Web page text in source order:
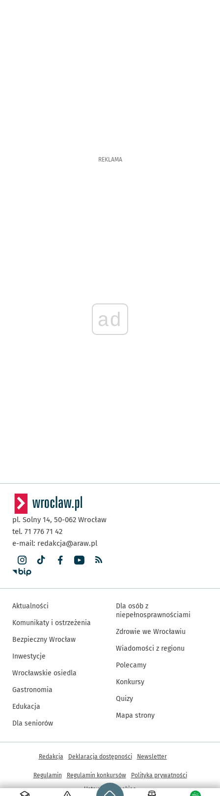
REKLAMA
ad
Strona główna - wroclaw.pl
pl. Solny 14, 50-062 Wrocław
tel. 71 776 71 42
e-mail: redakcja@araw.pl
Aktualności
Komunikaty i ostrzeżenia
Bezpieczny Wrocław
Inwestycje
Wrocławskie osiedla
Gastronomia
Edukacja
Dla seniorów
Dla osób z
niepełnosprawnościami
Zdrowie we Wrocławiu
Wiadomości z regionu
Polecamy
Konkursy
Quizy
Mapa strony
Inne informacje
Redakcja Deklaracja dostępności Newsletter
Regulamin Regulamin konkursów
Polityka prywatności
Ustawienia cookies